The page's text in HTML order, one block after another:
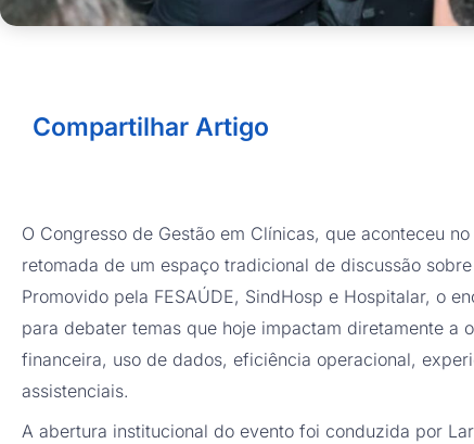
Compartilhar Artigo
O Congresso de Gestão em Clínicas, que aconteceu
retomada de um espaço tradicional de discussão
Promovido pela FESAÚDE, SindHosp e Hospitalar, o
para debater temas que hoje impactam diretamente a
financeira, uso de dados, eficiência operacional,
assistenciais.
A abertura institucional do evento foi conduzida por